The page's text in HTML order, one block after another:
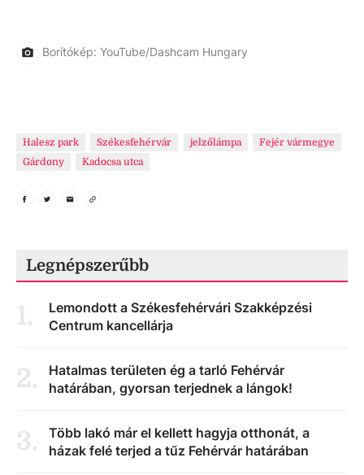
Borítókép: YouTube/Dashcam Hungary
Halesz park Székesfehérvár jelzőlámpa
Fejér vármegye
Gárdony
Kadocsa utca
Legnépszerűbb
1.
Lemondott a Székesfehérvári Szakképzési
Centrum kancellárja
2.
Hatalmas területen ég a tarló Fehérvár
határában, gyorsan terjednek a lángok!
3.
Több lakó már el kellett hagyja otthonát, a
házak felé terjed a tűz Fehérvár határában